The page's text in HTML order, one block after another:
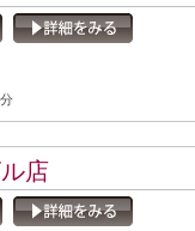
店